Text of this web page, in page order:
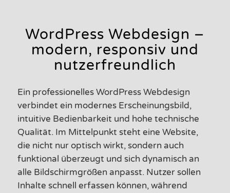
WordPress Webdesign –
modern, responsiv und
nutzerfreundlich
Ein professionelles WordPress Webdesign
verbindet ein modernes Erscheinungsbild,
intuitive Bedienbarkeit und hohe technische
Qualität. Im Mittelpunkt steht eine Website,
die nicht nur optisch wirkt, sondern auch
funktional überzeugt und sich dynamisch an
alle Bildschirmgrößen anpasst. Nutzer sollen
Inhalte schnell erfassen können, während